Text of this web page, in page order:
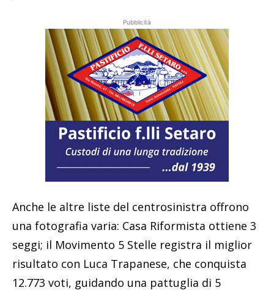
Pubblicità
Anche le altre liste del centrosinistra offrono
una fotografia varia: Casa Riformista ottiene 3
seggi; il Movimento 5 Stelle registra il miglior
risultato con Luca Trapanese, che conquista
12.773 voti, guidando una pattuglia di 5